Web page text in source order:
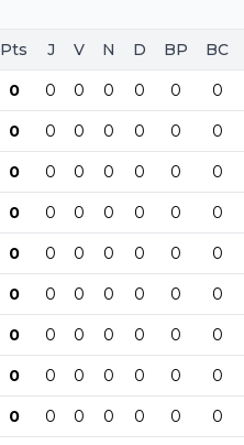
Pts J V N D BP BC
0 0 0 0 0 0 0
0 0 0 0 0 0 0
0 0 0 0 0 0 0
0 0 0 0 0 0 0
0 0 0 0 0 0 0
0 0 0 0 0 0 0
0 0 0 0 0 0 0
0 0 0 0 0 0 0
0 0 0 0 0 0 0